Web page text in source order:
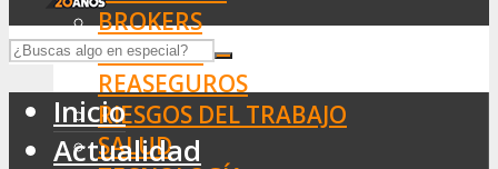
BROKERS
SEGUROS
REASEGUROS
RIESGOS DEL TRABAJO
SALUD
Inicio
Actualidad